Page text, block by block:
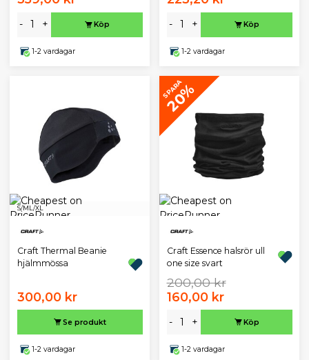
- + Köp
1-2 vardagar
- + Köp
1-2 vardagar
S/M L/XL
Craft Thermal Beanie
hjälmmössa
300,00 kr
Se produkt
1-2 vardagar
SPARA
20%
Craft Essence halsrör ull
one size svart
200,00 kr
160,00 kr
- + Köp
1-2 vardagar